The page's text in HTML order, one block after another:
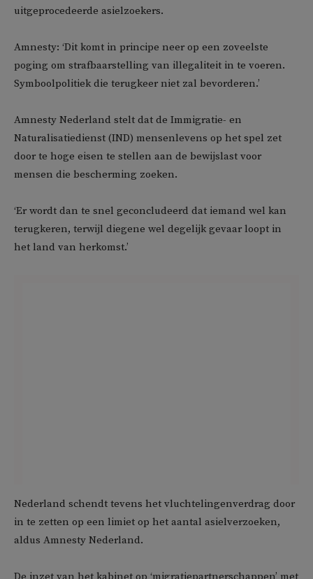
uitgeprocedeerde asielzoekers.
Amnesty: ‘Dit komt in principe neer op een zoveelste
poging om strafbaarstelling van illegaliteit in te voeren.
Symboolpolitiek die terugkeer niet zal bevorderen.’
Amnesty Nederland stelt dat de Immigratie- en
Naturalisatiedienst (IND) mensenlevens op het spel zet
door te hoge eisen te stellen aan de bewijslast voor
mensen die bescherming zoeken.
‘Er wordt dan te snel geconcludeerd dat iemand wel kan
terugkeren, terwijl diegene wel degelijk gevaar loopt in
het land van herkomst.’
Nederland schendt tevens het vluchtelingenverdrag door
in te zetten op een limiet op het aantal asielverzoeken,
aldus Amnesty Nederland.